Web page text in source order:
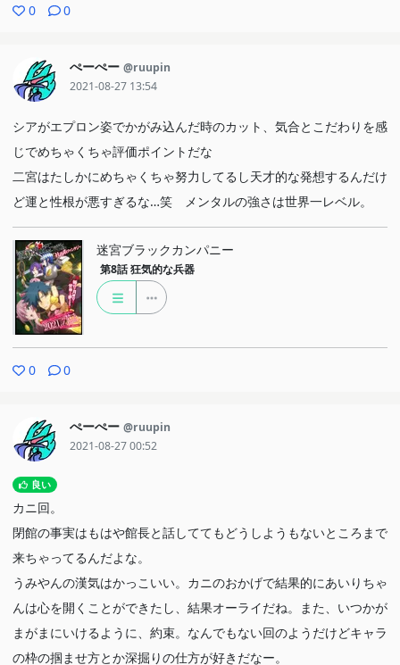
0 0
ぺーぺー @ruupin
2021-08-27 13:54
シアがエプロン姿でかがみ込んだ時のカット、気合とこだわりを感
じでめちゃくちゃ評価ポイントだな
二宮はたしかにめちゃくちゃ努力してるし天才的な発想するんだけ
ど運と性根が悪すぎるな…笑 メンタルの強さは世界一レベル。
迷宮ブラックカンパニー
第8話 狂気的な兵器
0 0
ぺーぺー @ruupin
2021-08-27 00:52
良い
カニ回。
閉館の事実はもはや館長と話しててもどうしようもないところまで
来ちゃってるんだよな。
うみやんの漢気はかっこいい。カニのおかげで結果的にあいりちゃ
んは心を開くことができたし、結果オーライだね。また、いつかが
まがまにいけるように、約束。なんでもない回のようだけどキャラ
の枠の掴ませ方とか深掘りの仕方が好きだなー。